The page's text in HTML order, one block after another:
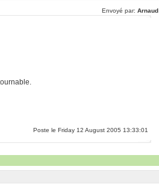
Envoyé par: Arnaud
Poste le Friday 12 August 2005 13:33:01